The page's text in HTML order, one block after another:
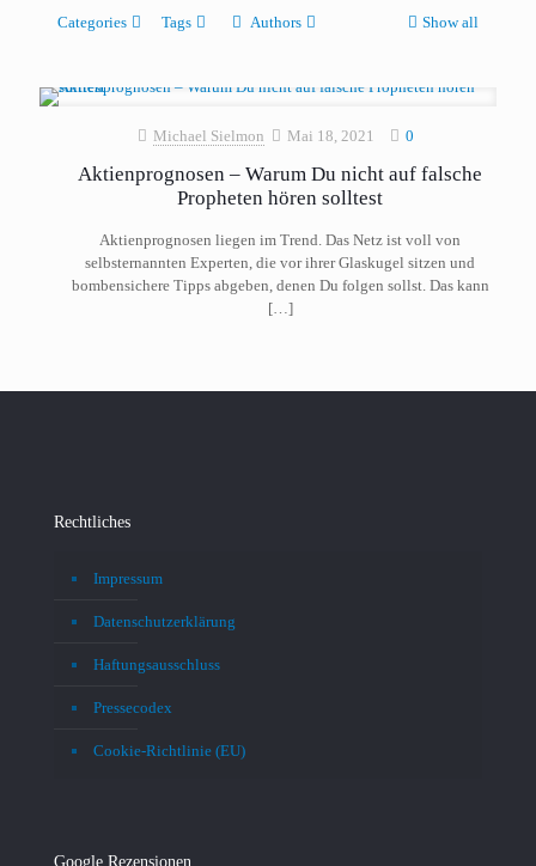
Categories Tags Authors Show all
Michael Sielmon Mai 18, 2021 0
Aktienprognosen – Warum Du nicht auf falsche
Propheten hören solltest
Aktienprognosen liegen im Trend. Das Netz ist voll von
selbsternannten Experten, die vor ihrer Glaskugel sitzen und
bombensichere Tipps abgeben, denen Du folgen sollst. Das kann
[…]
Rechtliches
Impressum
Datenschutzerklärung
Haftungsausschluss
Pressecodex
Cookie-Richtlinie (EU)
Google Rezensionen